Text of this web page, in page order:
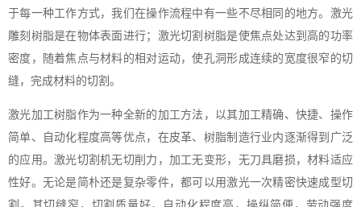
于每一种工作方式，我们在操作流程中有一些不尽相同的地方。激光
雕刻树脂是在物体表面进行；激光切割树脂是使焦点处达到高的功率
密度，随着焦点与材料的相对运动，使孔洞形成连续的宽度很窄的切
缝，完成材料的切割。
激光加工树脂作为一种全新的加工方法，以其加工精确、快捷、操作
简单、自动化程度高等优点，在皮革、树脂制造行业内逐渐得到广泛
的应用。激光切割机无切削力，加工无变形，无刀具磨损，材料适应
性好。无论是简朴还是复杂零件，都可以用激光一次精密快速成型切
割。其切缝窄，切割质量好，自动化程度高，操纵简便，劳动强度